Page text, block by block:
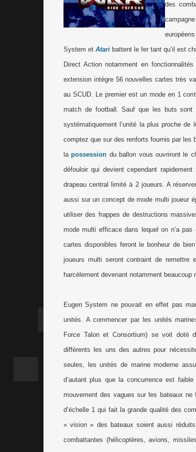
des
System et Atari battent le fer tant qu’il est
Direct Action notamment en
extension intègre 56 nouvelles cartes très
au SCUD. Le premier est un mode en 1
match de football. Sauf que les buts
systématiquement l’unité la plus proche
comptez que sur des renforts fournis par les
lapossession du ballon vous ouvriront le
défouloir qui devient cependant
drapeau central limité à 2 joueurs. A
aussi sur un concept de mode multi joueur
utiliser des frappes de destructions
mode multi efficace dans lequel on n’a
cartes disponibles feront le bonheur de
joueurs multi seront contraint de remettre
harcèlement devenant notamment
Eugen System ne pouvait en effet pas
unités. A commencer par les unités
Force Talon et Consortium) se voit doté
différents les uns des autres pour
seules, les unités de marine moderne
d’autant plus que la concurrence est
mouvement des vagues sur les bateaux
d’échelle 1 qui fait la grande qualité des
« vision » des bateaux soient aussi
combattantes (hélicoptères, avions,